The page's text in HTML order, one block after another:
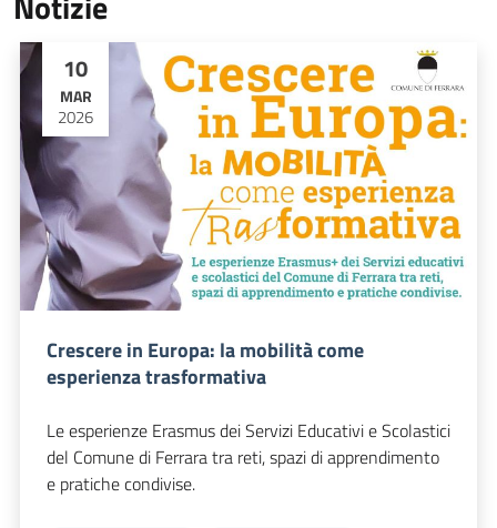
10
MAR
2026
Crescere in Europa: la mobilità come
esperienza trasformativa
Le esperienze Erasmus dei Servizi Educativi e Scolastici
del Comune di Ferrara tra reti, spazi di apprendimento
e pratiche condivise.